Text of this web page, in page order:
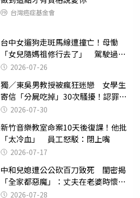
台灣癌症基金會
台中女遛狗走斑馬線遭撞亡！母慟
「女兒隨媽祖修行去了」 駕駛過失
致死判9月
2026-07-26
獨／東吳男教授被瘋狂迷戀 女學生
寄信「分屍吃掉」30次騷擾！認罪免
關 2026-07-30
新竹音樂教室命案10天後復課！他批
「太冷血」 員工怒駁：閉上嘴
2026-07-17
中和兒媳遭公公砍百刀致死 閨密揭
「全家都惡魔」：丈夫在老婆時懷孕
摔東西
2026-07-28